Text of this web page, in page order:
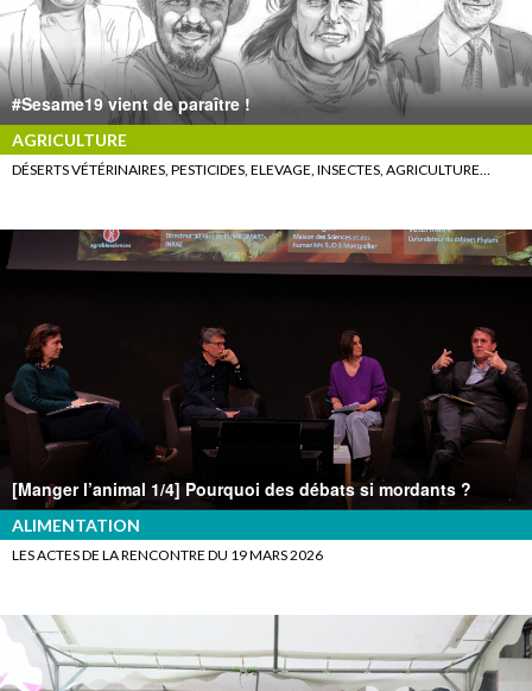
#Sesame19 vient de paraître !
AGRICULTURE
DÉSERTS VÉTÉRINAIRES, PESTICIDES, ELEVAGE, INSECTES, AGRICULTURE…
[Manger l’animal 1/4] Pourquoi des débats si mordants ?
ALIMENTATION
LES ACTES DE LA RENCONTRE DU 19 MARS 2026